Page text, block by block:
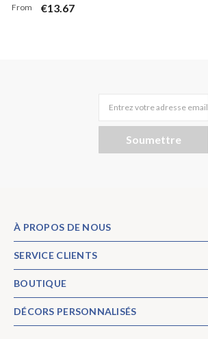
fond de douche de bébé licorne
From €13.67
Entrez votre adresse email
Soumettre
À PROPOS DE NOUS
SERVICE CLIENTS
BOUTIQUE
DÉCORS PERSONNALISÉS